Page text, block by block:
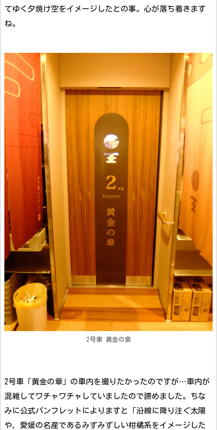
てゆく夕焼け空をイメージしたとの事。心が落ち着きます
ね。
2号車 黄金の章
2号車「黄金の章」の車内を撮りたかったのですが…車内が
混雑してワチャワチャしていましたので諦めました。ちな
みに公式パンフレットによりますと「沿線に降り注ぐ太陽
や、愛媛の名産であるみずみずしい柑橘系をイメージした